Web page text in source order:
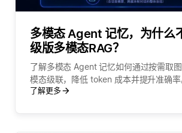
多模态 Agent 记忆，为什么
级版多模态RAG？
了解多模态 Agent 记忆如何通过按需取
模态级联，降低 token 成本并提升准确率
了解更多